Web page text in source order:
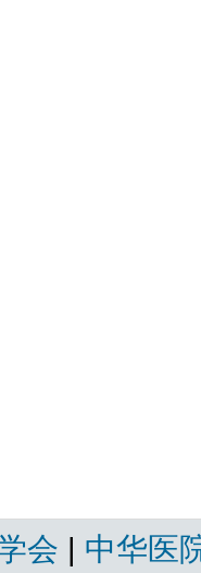
会 | 中华医